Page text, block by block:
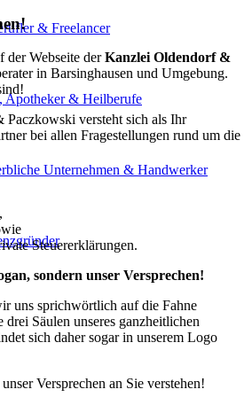
& Freelancer
Apotheker & Heilberufe
Unternehmen & Handwerker
Webseite derKanzlei Oldendorf &
in Barsinghausen und Umgebung.
versteht sich als Ihr
bei allen Fragestellungen rund um die
Steuererklärungen.
sondern unser Versprechen!
uns sprichwörtlich auf die Fahne
drei Säulen unseres ganzheitlichen
sich daher sogar in unserem Logo
Versprechen an Sie verstehen!